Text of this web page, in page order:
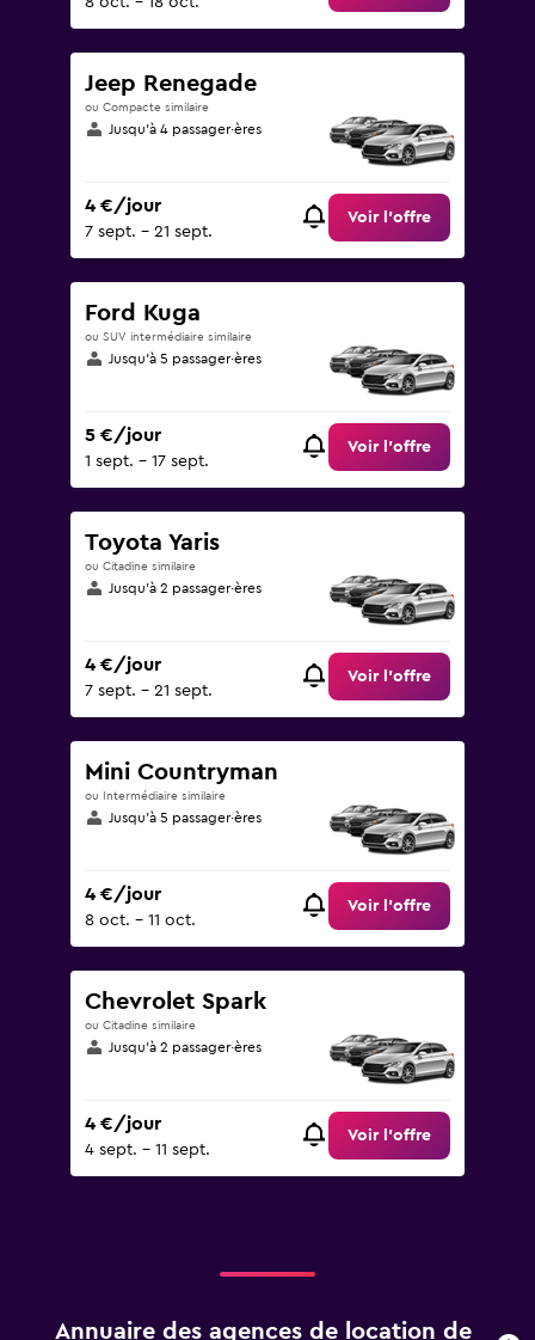
Jeep Renegade
ou Compacte similaire
Jusqu’à 4 passager·ères
4 €/jour
7 sept. - 21 sept.
Voir l’offre
Ford Kuga
ou SUV intermédiaire similaire
Jusqu’à 5 passager·ères
5 €/jour
1 sept. - 17 sept.
Voir l’offre
Toyota Yaris
ou Citadine similaire
Jusqu’à 2 passager·ères
4 €/jour
7 sept. - 21 sept.
Voir l’offre
Mini Countryman
ou Intermédiaire similaire
Jusqu’à 5 passager·ères
4 €/jour
8 oct. - 11 oct.
Voir l’offre
Chevrolet Spark
ou Citadine similaire
Jusqu’à 2 passager·ères
4 €/jour
4 sept. - 11 sept.
Voir l’offre
Annuaire des agences de location de